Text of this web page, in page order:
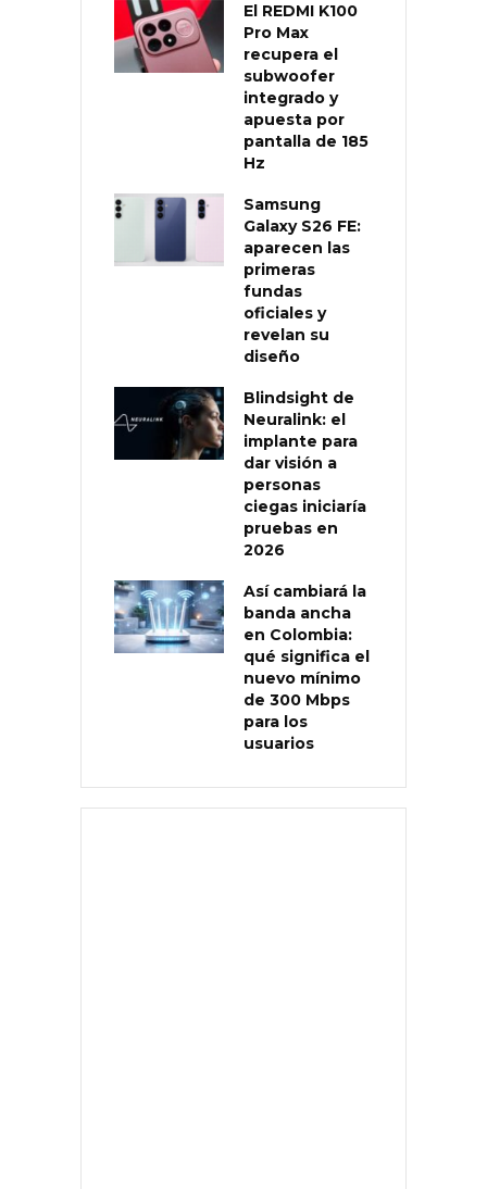
El REDMI K100
Pro Max
recupera el
subwoofer
integrado y
apuesta por
pantalla de 185
Hz
Samsung
Galaxy S26 FE:
aparecen las
primeras
fundas
oficiales y
revelan su
diseño
Blindsight de
Neuralink: el
implante para
dar visión a
personas
ciegas iniciaría
pruebas en
2026
Así cambiará la
banda ancha
en Colombia:
qué significa el
nuevo mínimo
de 300 Mbps
para los
usuarios